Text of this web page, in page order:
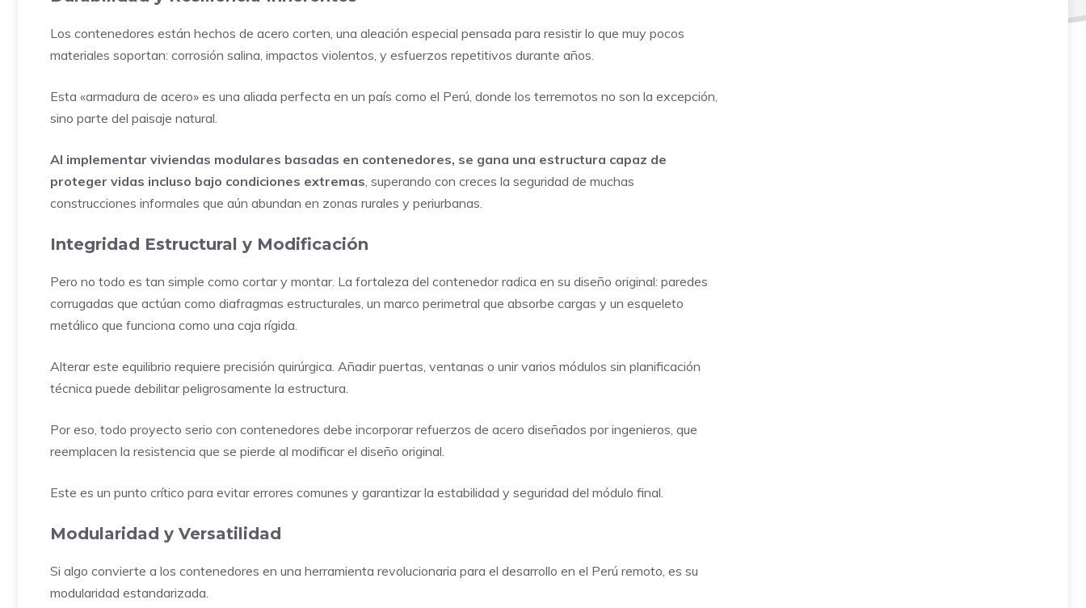
Los contenedores están hechos de acero corten, una aleación especial pensada para resistir lo que muy pocos
materiales soportan: corrosión salina, impactos violentos, y esfuerzos repetitivos durante años.
Esta «armadura de acero» es una aliada perfecta en un país como el Perú, donde los terremotos no son la excepción,
sino parte del paisaje natural.
Al implementar viviendas modulares basadas en contenedores, se gana una estructura capaz de
proteger vidas incluso bajo condiciones extremas, superando con creces la seguridad de muchas
construcciones informales que aún abundan en zonas rurales y periurbanas.
Integridad Estructural y Modificación
Pero no todo es tan simple como cortar y montar. La fortaleza del contenedor radica en su diseño original: paredes
corrugadas que actúan como diafragmas estructurales, un marco perimetral que absorbe cargas y un esqueleto
metálico que funciona como una caja rígida.
Alterar este equilibrio requiere precisión quirúrgica. Añadir puertas, ventanas o unir varios módulos sin planificación
técnica puede debilitar peligrosamente la estructura.
Por eso, todo proyecto serio con contenedores debe incorporar refuerzos de acero diseñados por ingenieros, que
reemplacen la resistencia que se pierde al modificar el diseño original.
Este es un punto crítico para evitar errores comunes y garantizar la estabilidad y seguridad del módulo final.
Modularidad y Versatilidad
Si algo convierte a los contenedores en una herramienta revolucionaria para el desarrollo en el Perú remoto, es su
modularidad estandarizada.